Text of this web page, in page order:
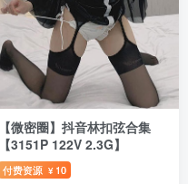
【微密圈】抖音林扣弦合集
【3151P 122V 2.3G】
付费资源 ¥ 10